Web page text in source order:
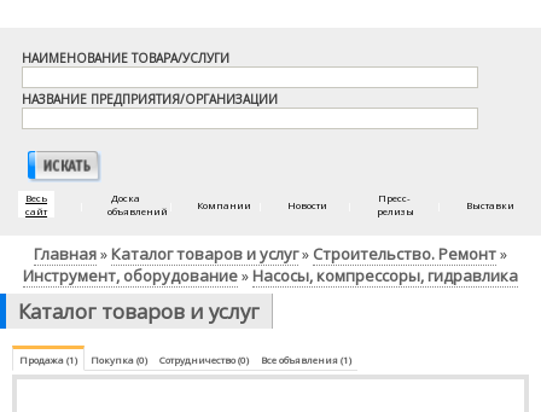
НАИМЕНОВАНИЕ ТОВАРА/УСЛУГИ
НАЗВАНИЕ ПРЕДПРИЯТИЯ/ОРГАНИЗАЦИИ
Весь
сайт
Доска
объявлений
Компании Новости
Пресс-
релизы
Выставки
Главная» Каталог товаров и услуг» Строительство. Ремонт»
Инструмент, оборудование» Насосы, компрессоры, гидравлика
Каталог товаров и услуг
Продажа (1) Покупка (0) Сотрудничество (0) Все объявления (1)